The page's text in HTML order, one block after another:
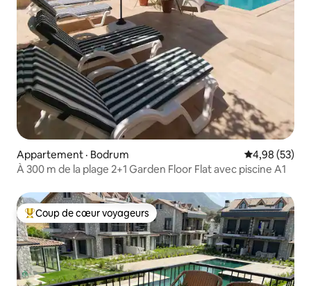
Appartement · Bodrum Note
4,98 (53)
À 300 m de la plage 2+1 Garden Floor Flat avec piscine A1
Coup de cœur voyageurs parmi les plus aimés
Coup de cœur voyageurs